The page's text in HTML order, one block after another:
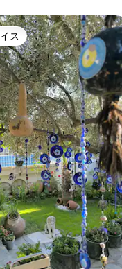
星の平均評価
チョイスです。
ス